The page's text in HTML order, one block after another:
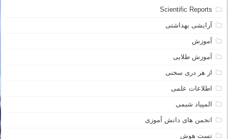
Scientific Reports
آرایشی بهداشتی
آموزش
آموزش طلایی
از هر دری سخنی
اطلاعات علمی
المپیاد شیمی
انجمن های دانش آموزی
تست هوش